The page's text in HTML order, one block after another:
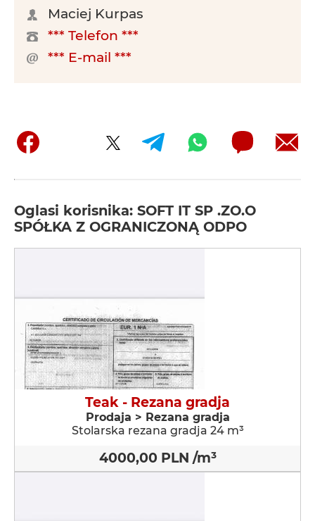
Maciej Kurpas
*** Telefon ***
*** E-mail ***
Oglasi korisnika: SOFT IT SP .ZO.O
SPÓŁKA Z OGRANICZONĄ ODPO
Teak - Rezana gradja
Prodaja > Rezana gradja
Stolarska rezana gradja 24 m³
4000,00 PLN /m³